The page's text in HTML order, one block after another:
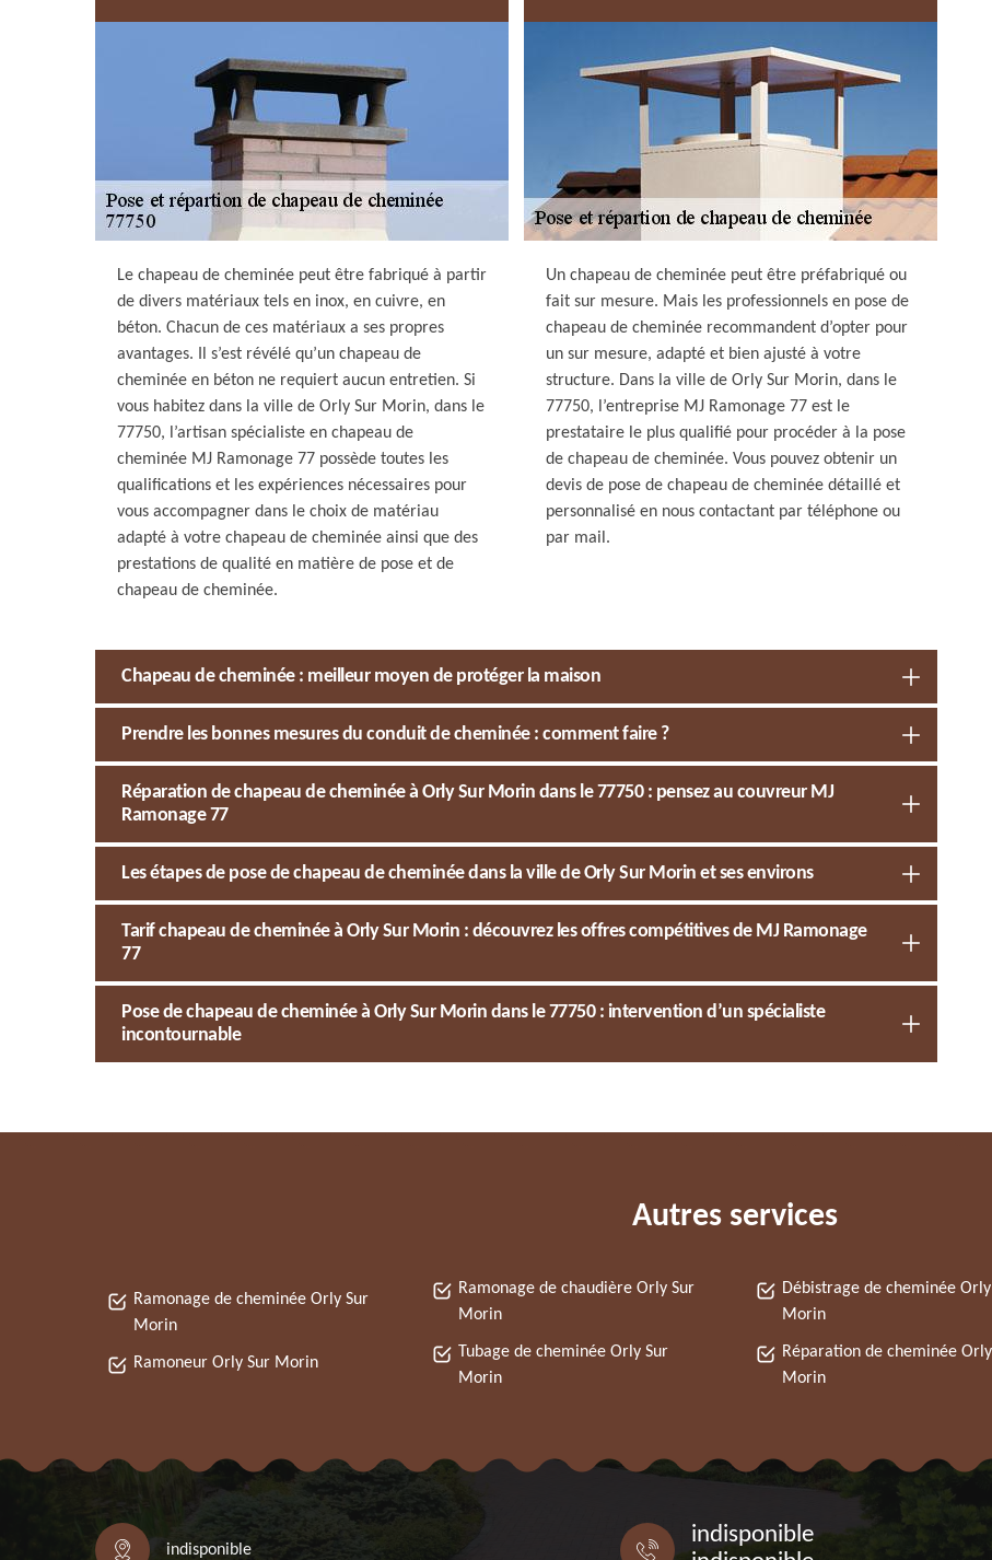
Le chapeau de cheminée peut être fabriqué à partir
de divers matériaux tels en inox, en cuivre, en
béton. Chacun de ces matériaux a ses propres
avantages. Il s’est révélé qu’un chapeau de
cheminée en béton ne requiert aucun entretien. Si
vous habitez dans la ville de Orly Sur Morin, dans le
77750, l’artisan spécialiste en chapeau de
cheminée MJ Ramonage 77 possède toutes les
qualifications et les expériences nécessaires pour
vous accompagner dans le choix de matériau
adapté à votre chapeau de cheminée ainsi que des
prestations de qualité en matière de pose et de
chapeau de cheminée.
Un chapeau de cheminée peut être préfabriqué ou
fait sur mesure. Mais les professionnels en pose de
chapeau de cheminée recommandent d’opter pour
un sur mesure, adapté et bien ajusté à votre
structure. Dans la ville de Orly Sur Morin, dans le
77750, l’entreprise MJ Ramonage 77 est le
prestataire le plus qualifié pour procéder à la pose
de chapeau de cheminée. Vous pouvez obtenir un
devis de pose de chapeau de cheminée détaillé et
personnalisé en nous contactant par téléphone ou
par mail.
Chapeau de cheminée : meilleur moyen de protéger la maison
Prendre les bonnes mesures du conduit de cheminée : comment faire ?
Réparation de chapeau de cheminée à Orly Sur Morin dans le 77750 : pensez au couvreur MJ
Ramonage 77
Les étapes de pose de chapeau de cheminée dans la ville de Orly Sur Morin et ses environs
Tarif chapeau de cheminée à Orly Sur Morin : découvrez les offres compétitives de MJ Ramonage
77
Pose de chapeau de cheminée à Orly Sur Morin dans le 77750 : intervention d’un spécialiste
incontournable
Autres services
Ramonage de cheminée Orly Sur
Morin
Ramoneur Orly Sur Morin
Ramonage de chaudière Orly Sur
Morin
Tubage de cheminée Orly Sur
Morin
Débistrage de cheminée
Morin
Réparation de cheminée
Morin
indisponible
indisponible